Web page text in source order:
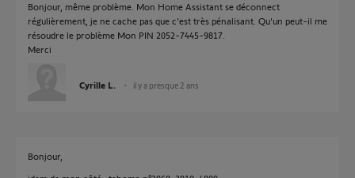
Bonjour, même problème. Mon Home Assistant se déconnect
régulièrement, je ne cache pas que c'est très pénalisant. Qu'un peut-il me
résoudre le problème Mon PIN 2052-7445-9817.
Merci
Cyrille L. il y a presque 2 ans
Bonjour,